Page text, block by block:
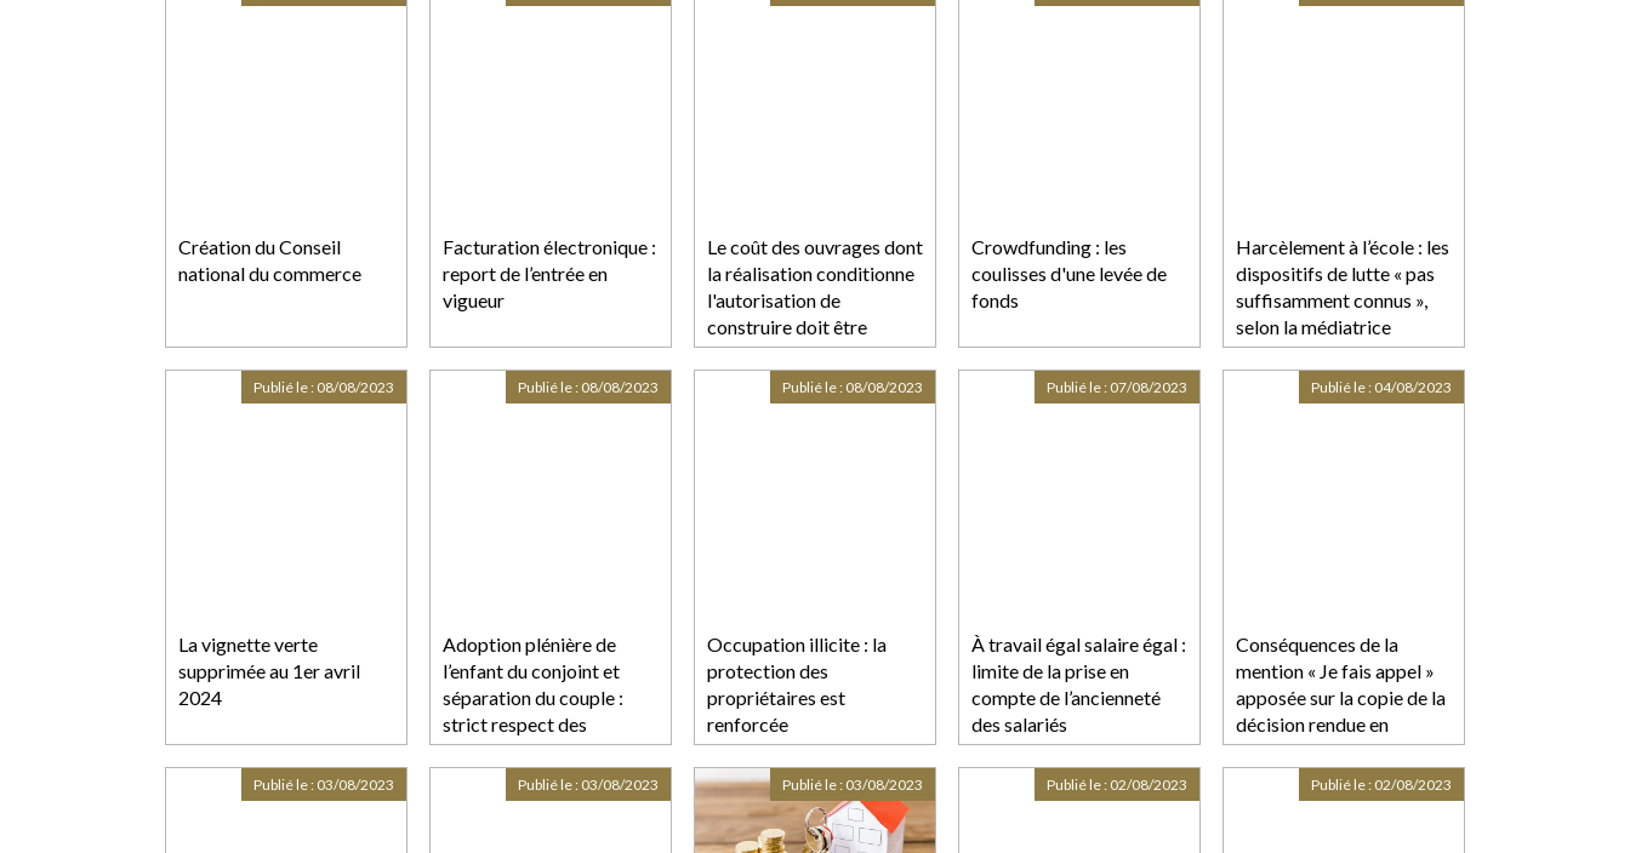
Création du Conseil
national du commerce
Facturation électronique :
report de l’entrée en
vigueur
Le coût des ouvrages dont
la réalisation conditionne
l'autorisation de
construire doit être
intégré dans le prix
forfaitaire, sinon faire
l’objet d’un chiffrage
Crowdfunding : les
coulisses d'une levée de
fonds
Harcèlement à l’école : les
dispositifs de lutte « pas
suffisamment connus »,
selon la médiatrice
La vignette verte
supprimée au 1er avril
2024
Publié le : 08/08/2023
Adoption plénière de
l’enfant du conjoint et
séparation du couple :
strict respect des
conditions de la loi
Publié le : 08/08/2023
Occupation illicite : la
protection des
propriétaires est
renforcée
Publié le : 08/08/2023
À travail égal salaire égal :
limite de la prise en
compte de l’ancienneté
des salariés
Publié le : 07/08/2023
Conséquences de la
mention « Je fais appel »
apposée sur la copie de la
décision rendue en
matière de détention
provisoire, préalablement
signée par le greffier du
Publié le : 04/08/2023
Publié le : 03/08/2023 Publié le : 03/08/2023 Publié le : 03/08/2023 Publié le : 02/08/2023 Publié le : 02/08/2023